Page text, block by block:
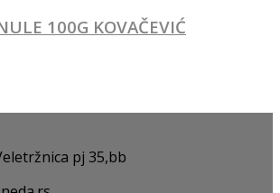
100G KOVAČEVIĆ
pj 35,bb